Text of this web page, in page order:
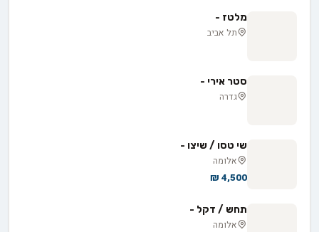
מלטז -
תל אביב
סטר אירי -
גדרה
שי טסו / שיצו -
אלומה
4,500 ₪
תחש / דקל -
אלומה